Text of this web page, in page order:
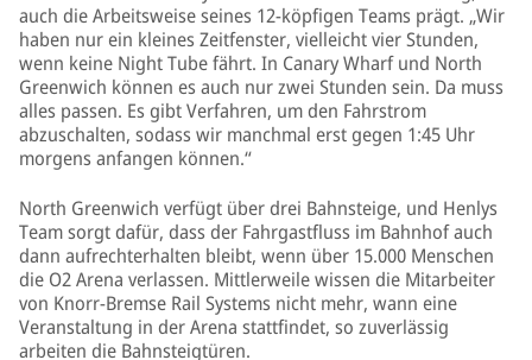
auch die Arbeitsweise seines 12-köpfigen Teams prägt. „Wir
haben nur ein kleines Zeitfenster, vielleicht vier Stunden,
wenn keine Night Tube fährt. In Canary Wharf und North
Greenwich können es auch nur zwei Stunden sein. Da muss
alles passen. Es gibt Verfahren, um den Fahrstrom
abzuschalten, sodass wir manchmal erst gegen 1:45 Uhr
morgens anfangen können.“
North Greenwich verfügt über drei Bahnsteige, und Henlys
Team sorgt dafür, dass der Fahrgastfluss im Bahnhof auch
dann aufrechterhalten bleibt, wenn über 15.000 Menschen
die O2 Arena verlassen. Mittlerweile wissen die Mitarbeiter
von Knorr-Bremse Rail Systems nicht mehr, wann eine
Veranstaltung in der Arena stattfindet, so zuverlässig
arbeiten die Bahnsteigtüren.